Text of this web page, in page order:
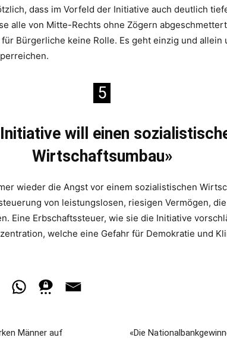
dass im Vorfeld der Initiative auch deutlich
alle von Mitte-Rechts ohne Zögern
Bürgerliche keine Rolle. Es geht einzig und allein
5
will einen
Wirtschaftsumbau»
wieder die Angst vor einem sozialistischen
von leistungslosen, riesigen Vermögen,
Eine Erbschaftssteuer, wie sie die Initiative
welche eine Gefahr für Demokratie und
Männer auf
«Die